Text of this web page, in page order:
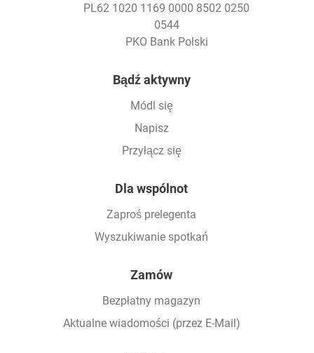
PL62 1020 1169 0000 8502 0250
0544
PKO Bank Polski
Bądź aktywny
Módl się
Napisz
Przyłącz się
Dla wspólnot
Zaproś prelegenta
Wyszukiwanie spotkań
Zamów
Bezpłatny magazyn
Aktualne wiadomości (przez E-Mail)